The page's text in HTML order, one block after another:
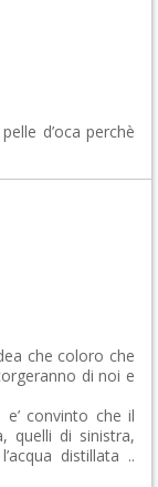
d’oca perchè
che coloro che
di noi e
e’ convinto che il
quelli di sinistra,
distillata ..